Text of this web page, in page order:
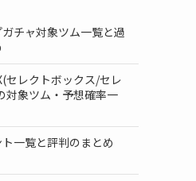
チャ対象ツム一覧と過
セレクトボックス/セレ
対象ツム・予想確率一
一覧と評判のまとめ